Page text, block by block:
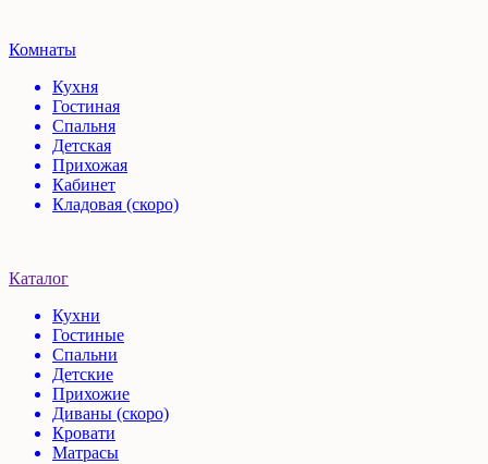
Комнаты
Кухня
Гостиная
Спальня
Детская
Прихожая
Кабинет
Кладовая (скоро)
Каталог
Кухни
Гостиные
Спальни
Детские
Прихожие
Диваны (скоро)
Кровати
Матрасы